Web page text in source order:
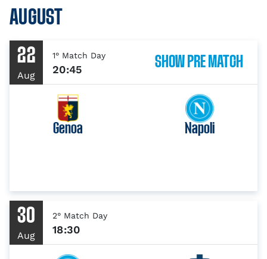
AUGUST
22
Aug
1° Match Day
20:45 SHOW PRE MATCH
Genoa Napoli
30
Aug
2° Match Day
18:30